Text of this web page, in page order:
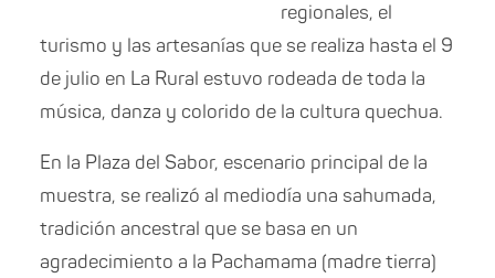
regionales, el
turismo y las artesanías que se realiza hasta el 9
de julio en La Rural estuvo rodeada de toda la
música, danza y colorido de la cultura quechua.
En la Plaza del Sabor, escenario principal de la
muestra, se realizó al mediodía una sahumada,
tradición ancestral que se basa en un
agradecimiento a la Pachamama (madre tierra)